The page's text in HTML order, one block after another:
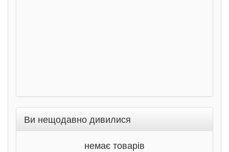
Ви нещодавно дивилися
немає товарів